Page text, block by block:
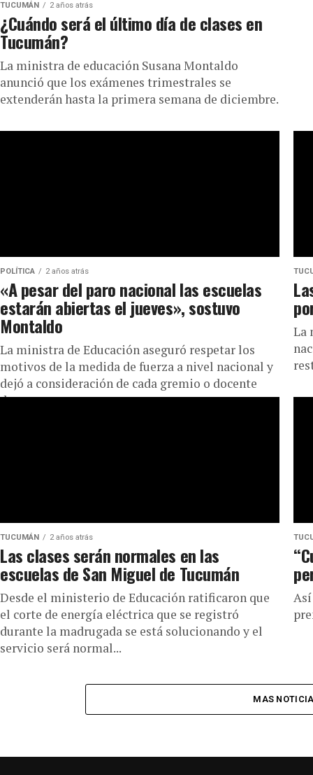
TUCUMÁN 2 años atrás
¿Cuándo será el último día de clases en
Tucumán?
La ministra de educación Susana Montaldo
anunció que los exámenes trimestrales se
extenderán hasta la primera semana de diciembre.
POLÍTICA 2 años atrás
«A pesar del paro nacional las escuelas
estarán abiertas el jueves», sostuvo
Montaldo
La ministra de Educación aseguró respetar los
motivos de la medida de fuerza a nivel nacional y
dejó a consideración de cada gremio o docente
de...
La
TUCUMÁN 2 años atrás
Las clases serán normales en las
escuelas de San Miguel de Tucumán
Desde el ministerio de Educación ratificaron que
el corte de energía eléctrica que se registró
durante la madrugada se está solucionando y el
servicio será normal...
MAS